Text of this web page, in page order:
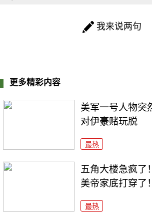
我来说两句
更多精彩内容
美军一号人物突
对伊豪赌玩脱
最热
五角大楼急疯了
美帝家底打穿了！
最热